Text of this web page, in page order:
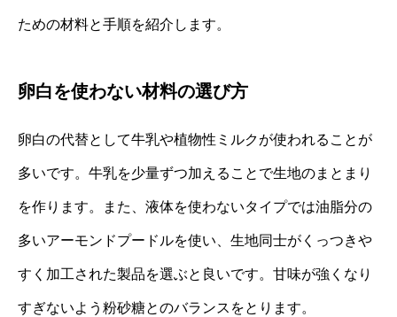
ための材料と手順を紹介します。
卵白を使わない材料の選び方
卵白の代替として牛乳や植物性ミルクが使われることが
多いです。牛乳を少量ずつ加えることで生地のまとまり
を作ります。また、液体を使わないタイプでは油脂分の
多いアーモンドプードルを使い、生地同士がくっつきや
すく加工された製品を選ぶと良いです。甘味が強くなり
すぎないよう粉砂糖とのバランスをとります。